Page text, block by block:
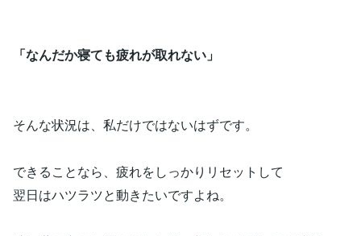
「なんだか寝ても疲れが取れない」
そんな状況は、私だけではないはずです。
できることなら、疲れをしっかりリセットして
翌日はハツラツと動きたいですよね。